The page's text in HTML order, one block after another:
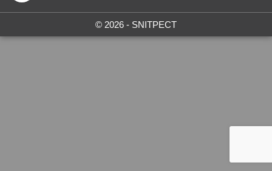
© 2026 - SNITPECT